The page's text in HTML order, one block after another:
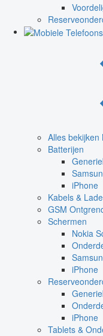
Alles bekijken
Batterijen
iPhone
Kabels &
GSM
Schermen
Nokia
iPhone
iPhone
Tablets &